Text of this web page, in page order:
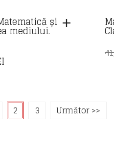
și
mediului.
2 3 Următor >>